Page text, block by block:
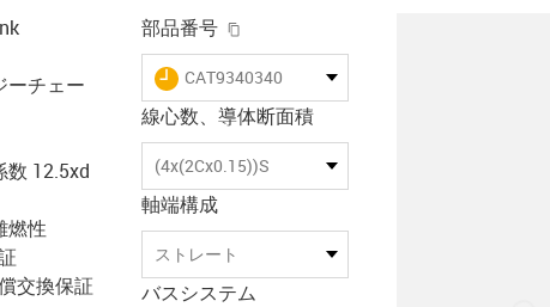
ーチェー
数 12.5xd
燃性
交換保証
部品番号
igus-icon-lieferzeit
CAT9340340
線心数、導体断面積
(4x(2Cx0.15))S
軸端構成
ストレート
バスシステム